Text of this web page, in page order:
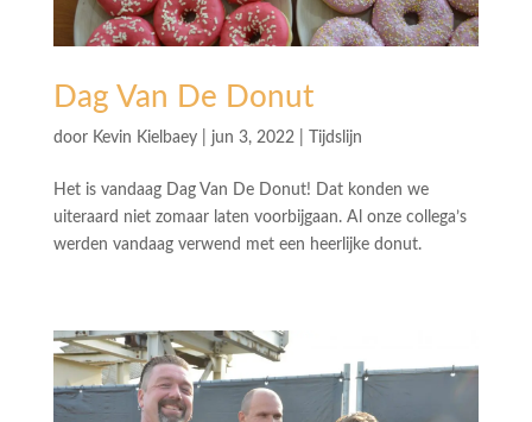
Dag Van De Donut
door Kevin Kielbaey| jun 3, 2022| Tijdslijn
Het is vandaag Dag Van De Donut! Dat konden we
uiteraard niet zomaar laten voorbijgaan. Al onze collega’s
werden vandaag verwend met een heerlijke donut.